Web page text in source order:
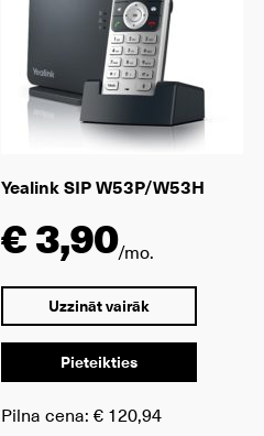
Yealink SIP W53P/W53H
€ 3,90/mo.
Uzzināt vairāk
Pieteikties
Pilna cena: € 120,94